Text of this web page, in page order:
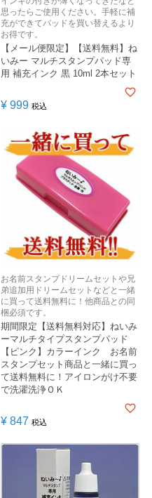
思ったらご使用ください。手軽に補
充ができてパッドを買い替えるより
お得です。
【メール便限定】【送料無料】ね
いみー マルチスタンプパッド専
用 補充インク 黒 10ml 2本セット
¥ 999 税込
お名前スタンプドリームセットや兄
弟追加用ドリームセットなどと一緒
に買って送料無料に！他商品との同
梱必須です。
期間限定【送料無料対応】ねいみ
ーマルチタイプスタンプパッド
【ピンク】カラーインク お名前
スタンプセット商品と一緒に買っ
て送料無料に！アイロンがけ不要
で洗濯洗浄ＯＫ
¥ 847 税込